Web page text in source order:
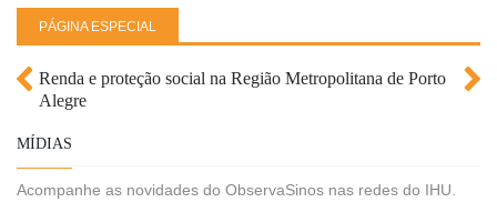
PÁGINA ESPECIAL
Renda e proteção social na Região Metropolitana de Porto
Alegre
MÍDIAS
Acompanhe as novidades do ObservaSinos nas redes do IHU.